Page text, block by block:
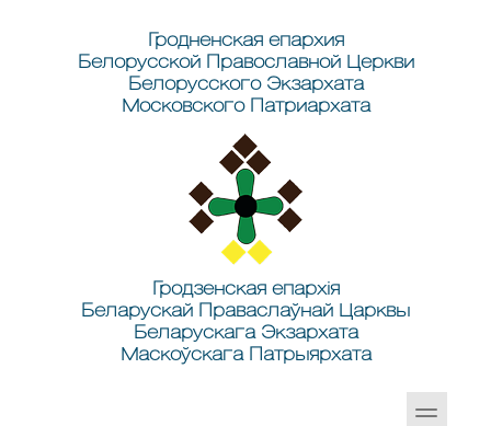
Гродненская епархия
Белорусской Православной Церкви
Белорусского Экзархата
Московского Патриархата
Гродзенская епархія
Беларускай Праваслаўнай Царквы
Беларускага Экзархата
Маскоўскага Патрыярхата